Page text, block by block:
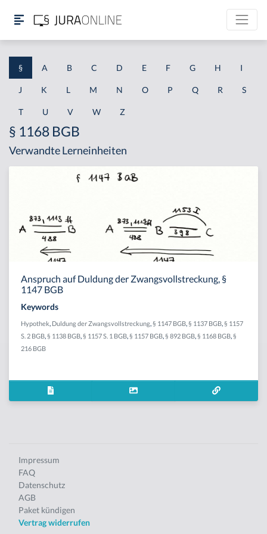
§ A B C D E F G H I
J K L M N O P Q R S
T U V W Z
§ 1168 BGB
Verwandte Lerneinheiten
Anspruch auf Duldung der Zwangsvollstreckung, §
1147 BGB
Keywords
Hypothek Duldung der Zwangsvollstreckung § 1147 BGB § 1137 BGB § 1157
S. 2 BGB § 1138 BGB § 1157 S. 1 BGB § 1157 BGB § 892 BGB § 1168 BGB §
216 BGB
Impressum
FAQ
Datenschutz
AGB
Paket kündigen
Vertrag widerrufen